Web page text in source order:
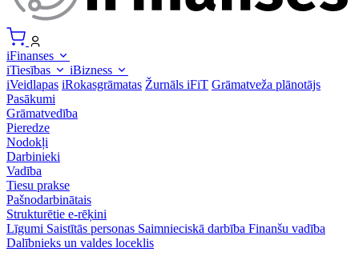
iFinanses
iTiesības
iBizness
iVeidlapas iRokasgrāmatas Žurnāls iFiT Grāmatveža plānotājs
Pasākumi
Grāmatvedība
Pieredze
Nodokļi
Darbinieki
Vadība
Tiesu prakse
Pašnodarbinātais
Strukturētie e-rēķini
Līgumi Saistītās personas Saimnieciskā darbība Finanšu vadība
Dalībnieks un valdes loceklis